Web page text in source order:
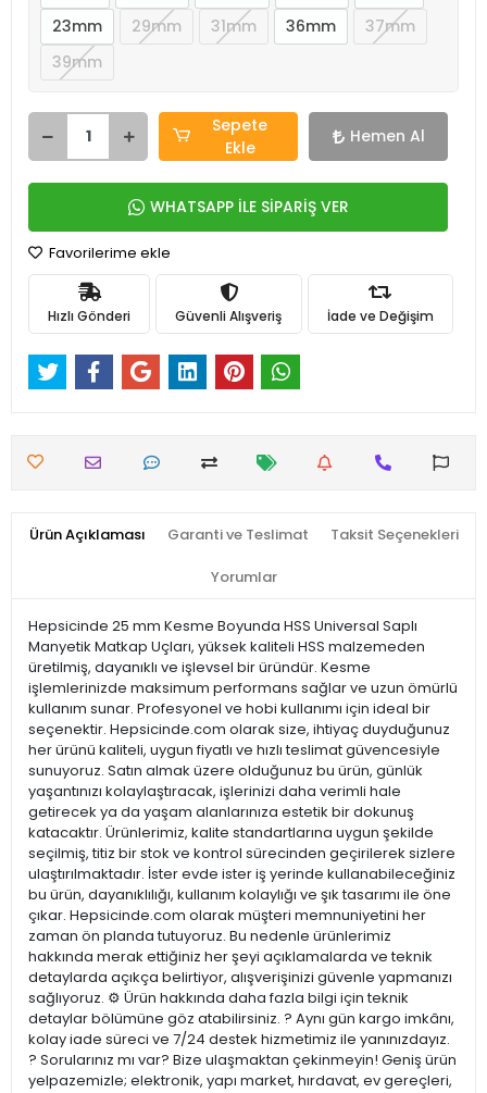
23mm
29mm 31mm 36mm
37mm
39mm
Sepete
Ekle
Hemen Al
WHATSAPP İLE SİPARİŞ VER
Favorilerime ekle
Hızlı Gönderi Güvenli Alışveriş İade ve Değişim
Ürün Açıklaması Garanti ve Teslimat Taksit Seçenekleri
Yorumlar
Hepsicinde 25 mm Kesme Boyunda HSS Universal Saplı
Manyetik Matkap Uçları, yüksek kaliteli HSS malzemeden
üretilmiş, dayanıklı ve işlevsel bir üründür. Kesme
işlemlerinizde maksimum performans sağlar ve uzun ömürlü
kullanım sunar. Profesyonel ve hobi kullanımı için ideal bir
seçenektir. Hepsicinde.com olarak size, ihtiyaç duyduğunuz
her ürünü kaliteli, uygun fiyatlı ve hızlı teslimat güvencesiyle
sunuyoruz. Satın almak üzere olduğunuz bu ürün, günlük
yaşantınızı kolaylaştıracak, işlerinizi daha verimli hale
getirecek ya da yaşam alanlarınıza estetik bir dokunuş
katacaktır. Ürünlerimiz, kalite standartlarına uygun şekilde
seçilmiş, titiz bir stok ve kontrol sürecinden geçirilerek sizlere
ulaştırılmaktadır. İster evde ister iş yerinde kullanabileceğiniz
bu ürün, dayanıklılığı, kullanım kolaylığı ve şık tasarımı ile öne
çıkar. Hepsicinde.com olarak müşteri memnuniyetini her
zaman ön planda tutuyoruz. Bu nedenle ürünlerimiz
hakkında merak ettiğiniz her şeyi açıklamalarda ve teknik
detaylarda açıkça belirtiyor, alışverişinizi güvenle yapmanızı
sağlıyoruz. ⚙️ Ürün hakkında daha fazla bilgi için teknik
detaylar bölümüne göz atabilirsiniz. ? Aynı gün kargo imkânı,
kolay iade süreci ve 7/24 destek hizmetimiz ile yanınızdayız.
? Sorularınız mı var? Bize ulaşmaktan çekinmeyin! Geniş ürün
yelpazemizle; elektronik, yapı market, hırdavat, ev gereçleri,